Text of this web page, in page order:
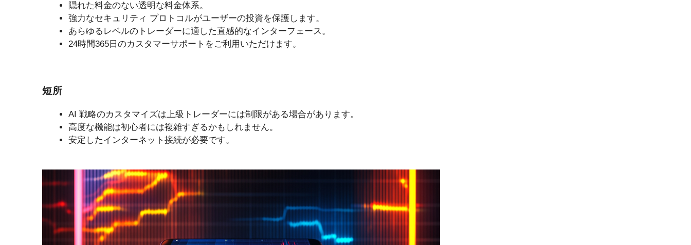
隠れた料金のない透明な料金体系。
強力なセキュリティ プロトコルがユーザーの投資を保護します。
あらゆるレベルのトレーダーに適した直感的なインターフェース。
24時間365日のカスタマーサポートをご利用いただけます。
短所
AI 戦略のカスタマイズは上級トレーダーには制限がある場合があります。
高度な機能は初心者には複雑すぎるかもしれません。
安定したインターネット接続が必要です。